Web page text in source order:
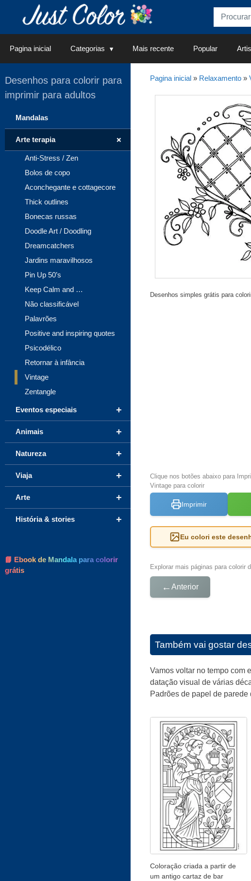
Pagina inicial Categorias Mais recente Popular
Pagina inicial» Relaxamento»
Desenhos simples grátis para
Clique nos botões abaixo para
Vintage para colorir
Imprimir
Eu colori este
Explorar mais páginas para colorir
← Anterior
Também vai gostar
Vamos voltar no tempo com
datação visual de várias
Padrões de papel de
Coloração criada a partir de
um antigo cartaz de bar
Desenhos para colorir para
imprimir para adultos
Mandalas
+
Arte terapia
Anti-Stress / Zen
Bolos de copo
Aconchegante e cottagecore
Thick outlines
Bonecas russas
Doodle Art / Doodling
Dreamcatchers
Jardins maravilhosos
Pin Up 50’s
Keep Calm and …
Não classificável
Palavrões
Positive and inspiring quotes
Psicodélico
Retornar à infância
Vintage
Zentangle
+
Eventos especiais
+
Animais
+
Natureza
+
Viaja
+
Arte
+
História & stories
📘 Ebook de Mandala para colorir
grátis